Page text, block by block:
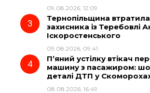
o a
09.08.2026, 12:09
Тернопільщина
захисника із Теребовлі
Іскоростенського
09.08.2026, 09:41
П’яний устілку втікач
машину з пасажиром:
деталі ДТП у
08.08.2026, 16:49